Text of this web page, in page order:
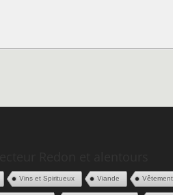
Vins et Spiritueux Viande